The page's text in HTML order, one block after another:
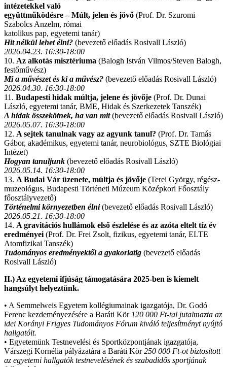
intézetekkel való
együttműködésre – Múlt, jelen és jövő (Prof. Dr. Szuromi
Szabolcs Anzelm, római
katolikus pap, egyetemi tanár)
Hit nélkül lehet élni? (bevezető előadás Rosivall László)
2026.04.23. 16:30-18:00
10. Az alkotás misztériuma (Balogh István Vilmos/Steven Balogh,
festőművész)
Mi a művészet és ki a művész? (bevezető előadás Rosivall László)
2026.04.30. 16:30-18:00
11. Budapesti hidak múltja, jelene és jövője (Prof. Dr. Dunai
László, egyetemi tanár, BME, Hidak és Szerkezetek Tanszék)
A hidak összekötnek, ha van mit(bevezető előadás Rosivall László)
2026.05.07. 16:30-18:00
12. A sejtek tanulnak vagy az agyunk tanul? (Prof. Dr. Tamás
Gábor, akadémikus, egyetemi tanár, neurobiológus, SZTE Biológiai
Intézet)
Hogyan tanuljunk (bevezető előadás Rosivall László)
2026.05.14. 16:30-18:00
13. A Budai Vár üzenete, múltja és jövője (Terei György, régész-
muzeológus, Budapesti Történeti Múzeum Középkori Főosztály
főosztályvezető)
Történelmi környezetben élni (bevezető előadás Rosivall László)
2026.05.21. 16:30-18:00
14. A gravitációs hullámok első észlelése és az azóta eltelt tíz év
eredményei (Prof. Dr. Frei Zsolt, fizikus, egyetemi tanár, ELTE
Atomfizikai Tanszék)
Tudományos eredményektől a gyakorlatig (bevezető előadás
Rosivall László)
II.) Az egyetemi ifjúság támogatására 2025-ben is kiemelt
hangsúlyt helyeztünk.
• A Semmelweis Egyetem kollégiumainak igazgatója, Dr. Godó
Ferenc kezdeményezésére a Baráti Kör 120 000 Ft-tal jutalmazta az
idei Korányi Frigyes Tudományos Fórum kiváló teljesítményt nyújtó
hallgatóit.
• Egyetemünk Testnevelési és Sportközpontjának igazgatója,
Várszegi Kornélia pályázatára a Baráti Kör250 000 Ft-ot biztosított
az egyetemi hallgatók testnevelésének és szabadidős sportjának